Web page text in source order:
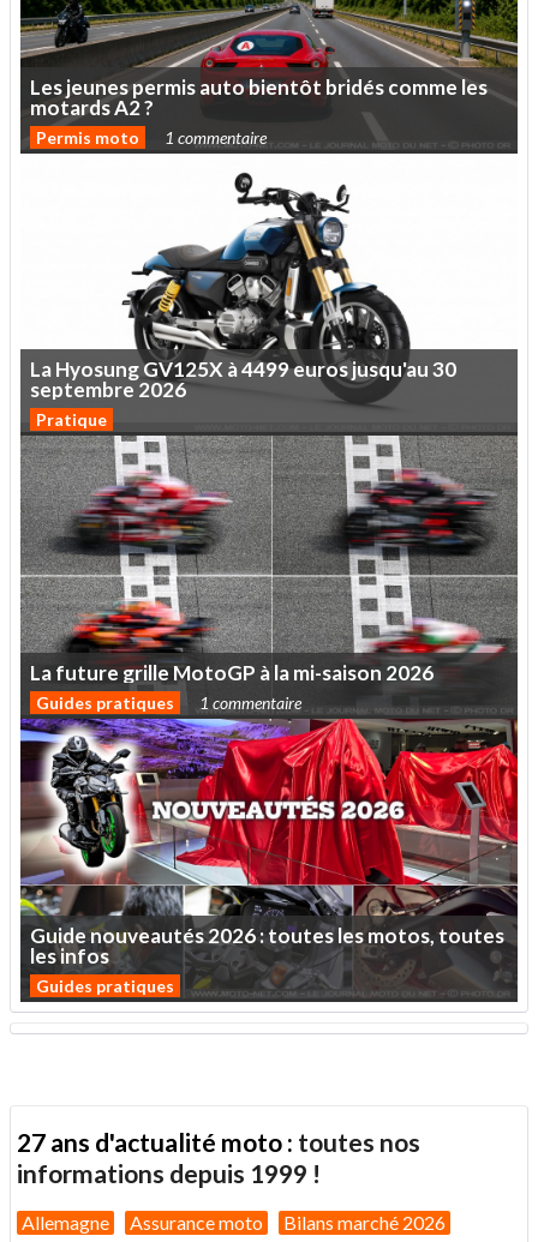
Lesjeunespermisautobientôt bridéscommeles
motardsA2?
Permis moto 1 commentaire
LaHyosungGV125X à4499eurosjusqu'au30
septembre 2026
Pratique
Lafuturegrille MotoGP àlami-saison 2026
Guides pratiques 1 commentaire
Guidenouveautés2026:touteslesmotos,toutes
lesinfos
Guides pratiques
27 ans d'actualité moto : toutes nos
informations depuis 1999 !
Allemagne Assurance moto Bilans marché 2026